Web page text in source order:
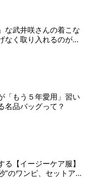
な武井咲さんの着こな
なく取り入れるのが気
「もう５年愛用」習い
名品バッグって？
る【イージーケア服】
”のワンピ、セットアッ